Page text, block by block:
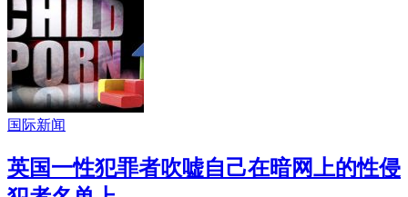
国际新闻
英国一性犯罪者吹嘘自己在暗网上的性侵